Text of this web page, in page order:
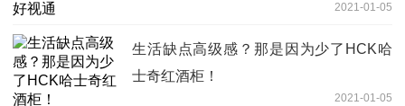
2021-01-05
生活缺点高级感？那是因为少了HCK哈
士奇红酒柜！
2021-01-05